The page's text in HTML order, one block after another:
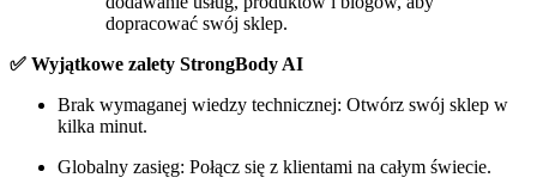
dopracować swój sklep.
✅ Wyjątkowe zalety StrongBody AI
Brak wymaganej wiedzy technicznej: Otwórz swój sklep w
kilka minut.
Globalny zasięg: Połącz się z klientami na całym świecie.